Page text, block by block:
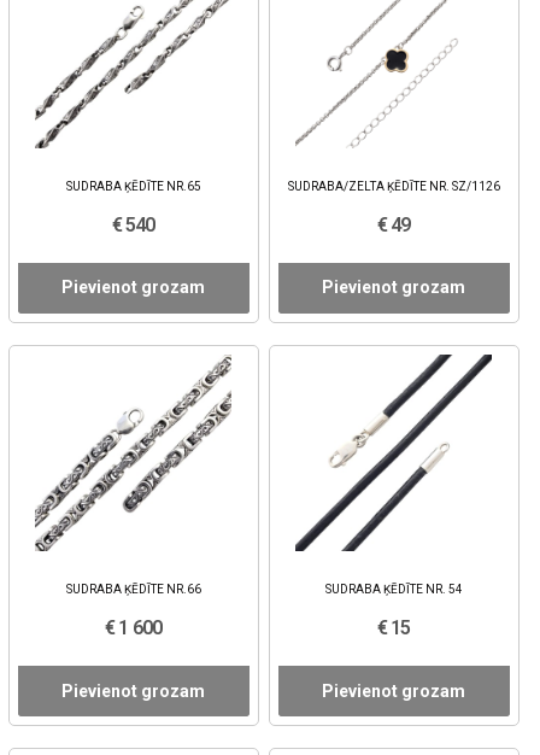
SUDRABA ĶĒDĪTE NR.65
€ 540
Pievienot grozam
SUDRABA/ZELTA ĶĒDĪTE NR. SZ/1126
€ 49
Pievienot grozam
SUDRABA ĶĒDĪTE NR.66
€ 1 600
Pievienot grozam
SUDRABA ĶĒDĪTE NR. 54
€ 15
Pievienot grozam